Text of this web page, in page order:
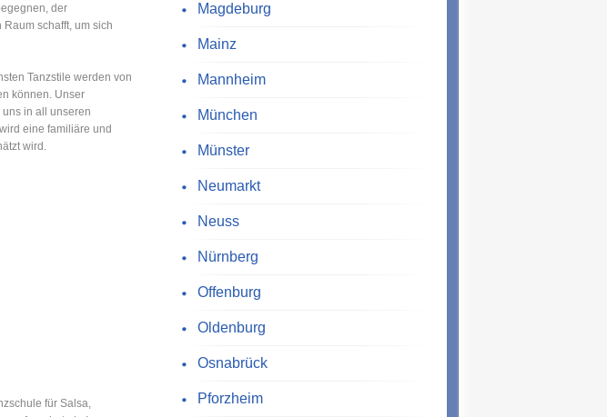
der
schafft, um sich
Tanzstile werden von
können. Unser
in all unseren
eine familiäre und
wird.
für Salsa,
Magdeburg
Mainz
Mannheim
München
Münster
Neumarkt
Neuss
Nürnberg
Offenburg
Oldenburg
Osnabrück
Pforzheim